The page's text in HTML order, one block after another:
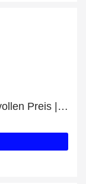
Erhalten Sie 30% Rabatt auf den vollen Preis | 5% Rabatt auf TSR3